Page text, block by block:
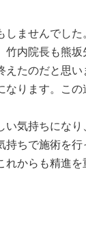
ませんでした
内院長も熊
たのだと思い
ります。こ
気持ちにな
ちで施術を
からも精進を